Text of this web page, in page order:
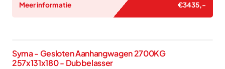
Meer informatie €3435,-
Syma - Gesloten Aanhangwagen 2700KG
257x131x180 - Dubbelasser